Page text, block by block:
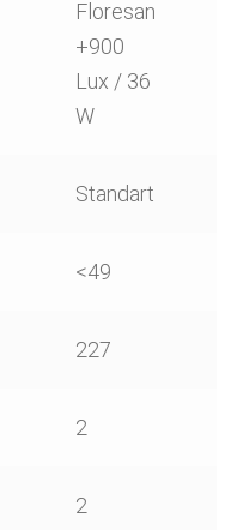
Floresan
+900
Lux / 36
W
Standart
<49
227
2
2